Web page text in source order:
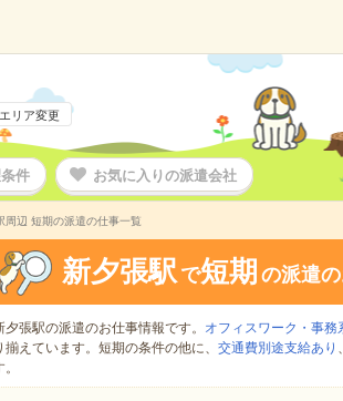
エリア変更
件 お気に入りの派遣会社
周辺 短期の派遣の仕事一覧
新夕張駅 で短期 の派遣
夕張駅の派遣のお仕事情報です。 オフィスワーク・事務
揃えています。短期の条件の他に、 交通費別途支給あり 、